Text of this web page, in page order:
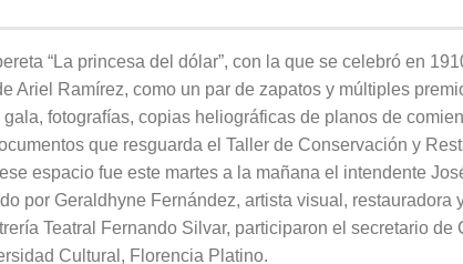
“La princesa del dólar”, con la que se celebró en
Ariel Ramírez, como un par de zapatos y múltiples
gala, fotografías, copias heliográficas de planos de
que resguarda el Taller de Conservación y
ese espacio fue este martes a la mañana el intendente
por Geraldhyne Fernández, artista visual,
Teatral Fernando Silvar, participaron el secretario
Cultural, Florencia Platino.